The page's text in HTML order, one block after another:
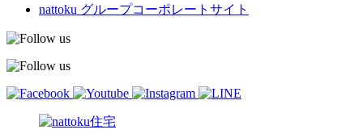
nattoku グループコーポレートサイト